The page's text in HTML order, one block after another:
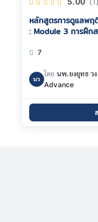
หลักสูตรการดูแลพฤ
: Module 3 การฝึก
7
นว
โดย นพ.ยงยุทธ ว
Advance